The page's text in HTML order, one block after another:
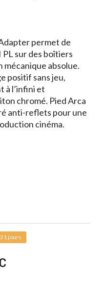
permet de
sur des boîtiers
mécanique absolue.
positif sans jeu,
à l’infini et
chromé. Pied Arca
anti-reflets pour une
cinéma.
jours